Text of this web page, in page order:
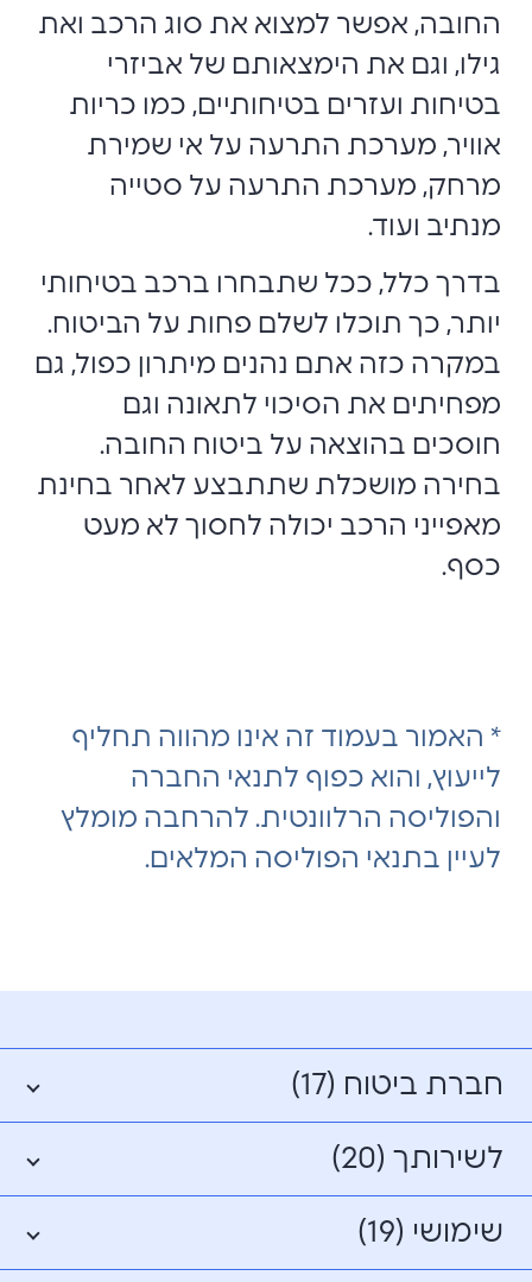
החובה, אפשר למצוא את סוג הרכב ואת
גילו, וגם את הימצאותם של אביזרי
בטיחות ועזרים בטיחותיים, כמו כריות
אוויר, מערכת התרעה על אי שמירת
מרחק, מערכת התרעה על סטייה
מנתיב ועוד.
בדרך כלל, ככל שתבחרו ברכב בטיחותי
יותר, כך תוכלו לשלם פחות על הביטוח.
במקרה כזה אתם נהנים מיתרון כפול, גם
מפחיתים את הסיכוי לתאונה וגם
חוסכים בהוצאה על ביטוח החובה.
בחירה מושכלת שתתבצע לאחר בחינת
מאפייני הרכב יכולה לחסוך לא מעט
כסף.
* האמור בעמוד זה אינו מהווה תחליף
לייעוץ, והוא כפוף לתנאי החברה
והפוליסה הרלוונטית. להרחבה מומלץ
לעיין בתנאי הפוליסה המלאים.
חברת ביטוח (17)
לשירותך (20)
שימושי (19)